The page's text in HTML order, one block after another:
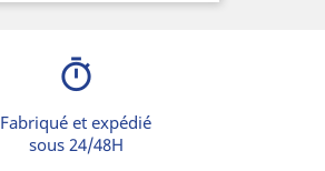
timer
Fabriqué et expédié
sous 24/48H